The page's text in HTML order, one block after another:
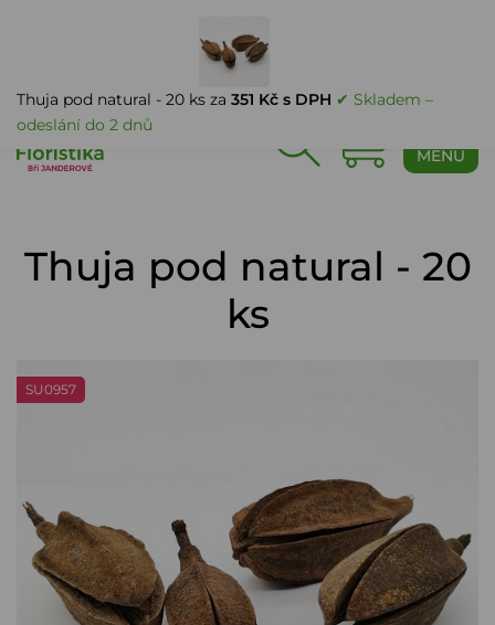
MENU
Thuja pod natural - 20
ks
SU0957
Thuja pod natural - 20 ks za 351 Kč s DPH ✔ Skladem –
odeslání do 2 dnů